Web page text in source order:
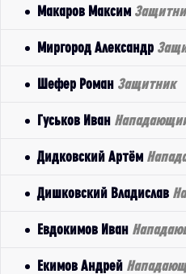
Макаров Максим
Миргород Александр
Шефер Роман Защитник
Гуськов Иван
Дидковский Артём
Дишковский Владислав
Евдокимов Иван
Екимов Андрей